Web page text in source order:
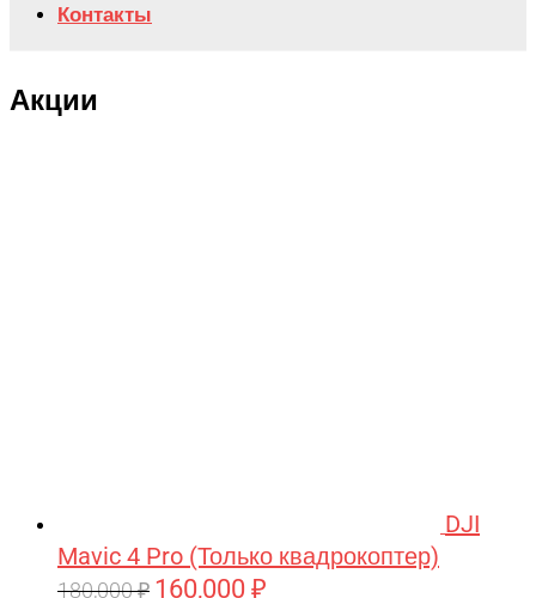
Контакты
Акции
DJI
Mavic 4 Pro (Только квадрокоптер)
180,000₽ Первоначальная
160,000 ₽